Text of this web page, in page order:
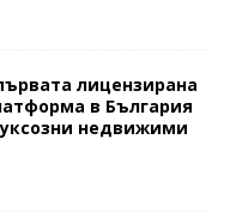
лицензирана
в България
недвижими